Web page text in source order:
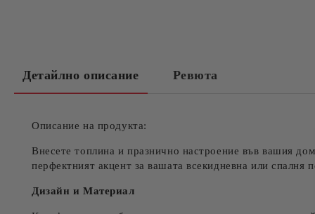
Детайлно описание Ревюта
Описание на продукта:
Внесете топлина и празнично настроение във вашия
перфектният акцент за вашата всекидневна или спалня
Дизайн и Материал